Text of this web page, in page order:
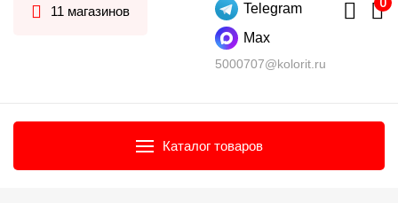
11 магазинов
Telegram
Max
5000707@kolorit.ru
Каталог товаров